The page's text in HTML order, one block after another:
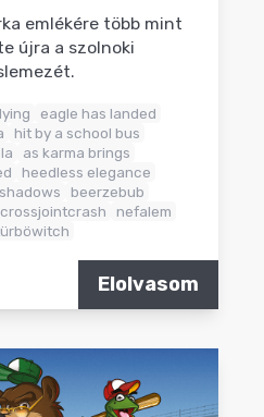
emlékére több mint
újra a szolnoki
eagle has landed
hit by a school bus
as karma brings
heedless elegance
beerzebub
crossjointcrash
nefalem
Elolvasom